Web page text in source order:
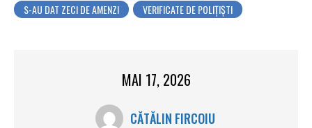
S-AU DAT ZECI DE AMENZI
VERIFICATE DE POLIȚIȘTI
MAI 17, 2026
CĂTĂLIN FIRCOIU